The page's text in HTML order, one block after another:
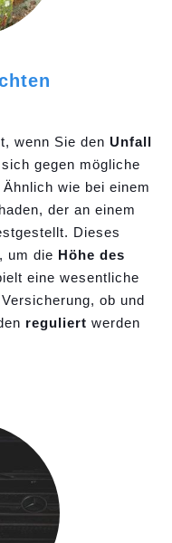
wenn Sie den Unfall
gegen mögliche
wie bei einem
der an einem
Dieses
um die Höhe des
eine wesentliche
ob und
reguliert werden